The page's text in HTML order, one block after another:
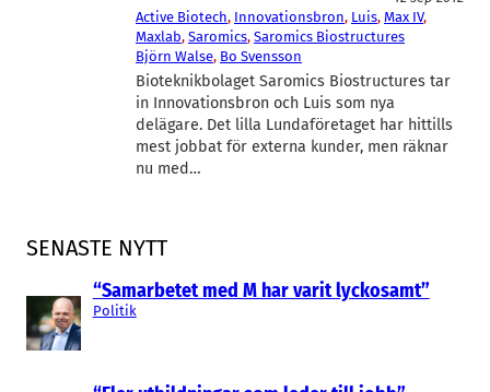
SENASTE NYTT
“Samarbetet med M har varit lyckosamt”
Politik
Active Biotech, Innovationsbron, Luis, Max IV
Maxlab, Saromics, Saromics Biostructures
Björn Walse, Bo Svensson
Bioteknikbolaget Saromics Biostructures tar
in Innovationsbron och Luis som nya
delägare. Det lilla Lundaföretaget har hittills
mest jobbat för externa kunder, men räknar
nu med…